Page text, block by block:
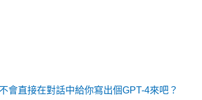
會直接在對話中給你寫出個GPT-4來吧？